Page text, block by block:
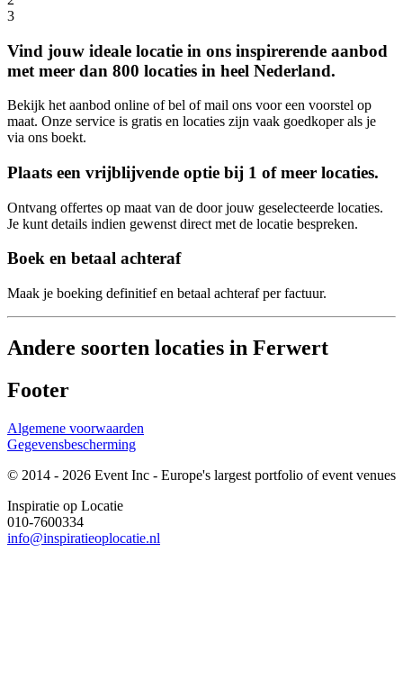
3
Vind jouw ideale locatie in ons inspirerende aanbod
met meer dan 800 locaties in heel Nederland.
Bekijk het aanbod online of bel of mail ons voor een voorstel op
maat. Onze service is gratis en locaties zijn vaak goedkoper als je
via ons boekt.
Plaats een vrijblijvende optie bij 1 of meer locaties.
Ontvang offertes op maat van de door jouw geselecteerde locaties.
Je kunt details indien gewenst direct met de locatie bespreken.
Boek en betaal achteraf
Maak je boeking definitief en betaal achteraf per factuur.
Andere soorten locaties in Ferwert
Footer
Algemene voorwaarden
Gegevensbescherming
© 2014 - 2026 Event Inc - Europe's largest portfolio of event venues
Inspiratie op Locatie
010-7600334
info@inspiratieoplocatie.nl